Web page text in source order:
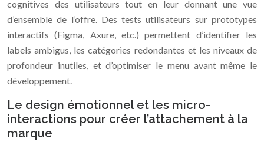
cognitives des utilisateurs tout en leur donnant une vue
d’ensemble de l’offre. Des tests utilisateurs sur prototypes
interactifs (Figma, Axure, etc.) permettent d’identifier les
labels ambigus, les catégories redondantes et les niveaux de
profondeur inutiles, et d’optimiser le menu avant même le
développement.
Le design émotionnel et les micro-
interactions pour créer l’attachement à la
marque